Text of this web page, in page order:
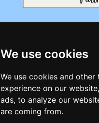
We use cookies
We use cookies and
experience on our
ads, to analyze our
are coming from.